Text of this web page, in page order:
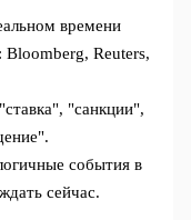
времени
Reuters,
"санкции",
события в
сейчас.